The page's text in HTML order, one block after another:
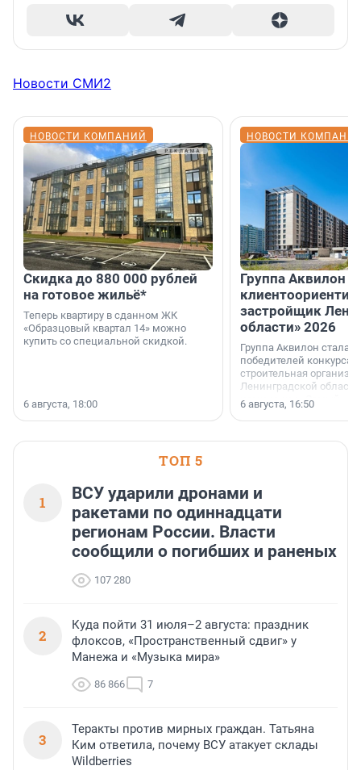
Новости СМИ2
НОВОСТИ КОМПАНИЙ
Скидка до 880 000 рублей
на готовое жильё*
Теперь квартиру в сданном ЖК
«Образцовый квартал 14» можно
купить со специальной скидкой.
6 августа, 18:00
НОВОСТИ
Группа Аквилон
застройщик
области» 2026
Группа Аквилон стала
победителей конкурса
строительная
Ленинградской области
номинации «Самый
застройщик
области».
6 августа, 16:50
ТОП 5
1
ВСУ ударили дронами и
ракетами по одиннадцати
регионам России. Власти
сообщили о погибших и раненых
107 280
2
Куда пойти 31 июля–2 августа: праздник
флоксов, «Пространственный сдвиг» у
Манежа и «Музыка мира»
86 866 7
3
Теракты против мирных граждан. Татьяна
Ким ответила, почему ВСУ атакует склады
Wildberries